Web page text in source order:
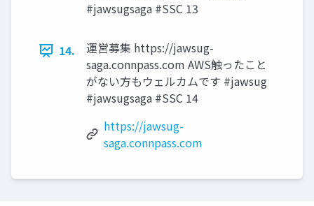
#jawsugsaga #SSC 13
14.
運営募集 https://jawsug-
saga.connpass.com AWS触ったこと
がない方もウェルカムです #jawsug
#jawsugsaga #SSC 14
https://jawsug-
saga.connpass.com